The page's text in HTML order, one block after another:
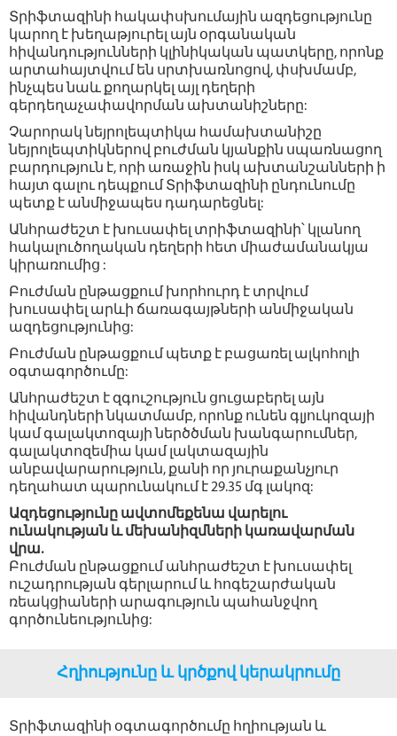
Տրիֆտազինի հակափսխումային ազդեցությունը
կարող է խեղաթյուրել այն օրգանական
հիվանդությունների կլինիկական պատկերը, որոնք
արտահայտվում են սրտխառնոցով, փսխմամբ,
ինչպես նաև քողարկել այլ դեղերի
գերդեղաչափավորման ախտանիշները:
Չարորակ նեյրոլեպտիկա համախտանիշը
նեյրոլեպտիկներով բուժման կյանքին սպառնացող
բարդություն է, որի առաջին իսկ ախտանշանների ի
հայտ գալու դեպքում Տրիֆտազինի ընդունումը
պետք է անմիջապես դադարեցնել:
Անհրաժեշտ է խուսափել տրիֆտազինի՝ կլանող
հակալուծողական դեղերի հետ միաժամանակյա
կիրառումից :
Բուժման ընթացքում խորհուրդ է տրվում
խուսափել արևի ճառագայթների անմիջական
ազդեցությունից:
Բուժման ընթացքում պետք է բացառել ալկոհոլի
օգտագործումը:
Անհրաժեշտ է զգուշություն ցուցաբերել այն
հիվանդների նկատմամբ, որոնք ունեն գլյուկոզայի
կամ գալակտոզայի ներծծման խանգարումներ,
գալակտոզեմիա կամ լակտազային
անբավարարություն, քանի որ յուրաքանչյուր
դեղահատ պարունակում է 29.35 մգ լակոզ:
Ազդեցությունը ավտոմեքենա վարելու
ունակության և մեխանիզմների կառավարման
վրա.
Բուժման ընթացքում անհրաժեշտ է խուսափել
ուշադրության գերլարում և հոգեշարժական
ռեակցիաների արագություն պահանջվող
գործունեությունից:
Հղիությունը և կրծքով կերակրումը
Տրիֆտազինի օգտագործումը հղիության և